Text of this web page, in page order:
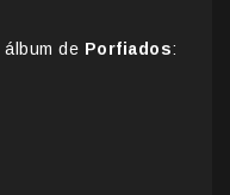
de Porfiados: